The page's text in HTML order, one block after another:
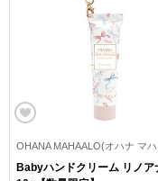
OHANA MAHAALO(オハナ マ
Babyハンドクリーム リノア